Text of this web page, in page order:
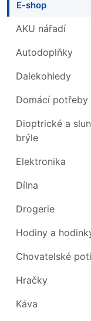
E-shop
AKU nářadí
Autodoplňky
Dalekohledy
Domácí potřeby
Dioptrické a
brýle
Elektronika
Dílna
Drogerie
Hodiny a
Chovatelské
Hračky
Káva